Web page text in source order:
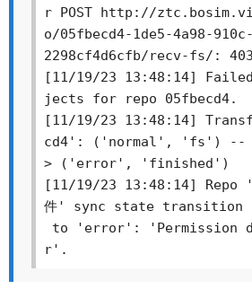
r POST http://
o/05fbecd4-1de5-4a98-910c-
2298cf4d6cfb/recv-fs/:
[11/19/23 13:48:14]
jects for repo 05fbecd4.
[11/19/23 13:48:14]
cd4': ('normal', 'fs') --
> ('error', 'finished')
[11/19/23 13:48:14] Repo
件' sync state transition
to 'error': 'Permission
r'.